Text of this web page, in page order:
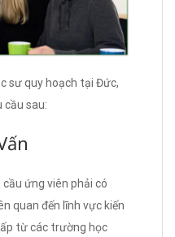
sư quy hoạch tại Đức,
cầu sau:
ứng viên phải có
quan đến lĩnh vực kiến
từ các trường học